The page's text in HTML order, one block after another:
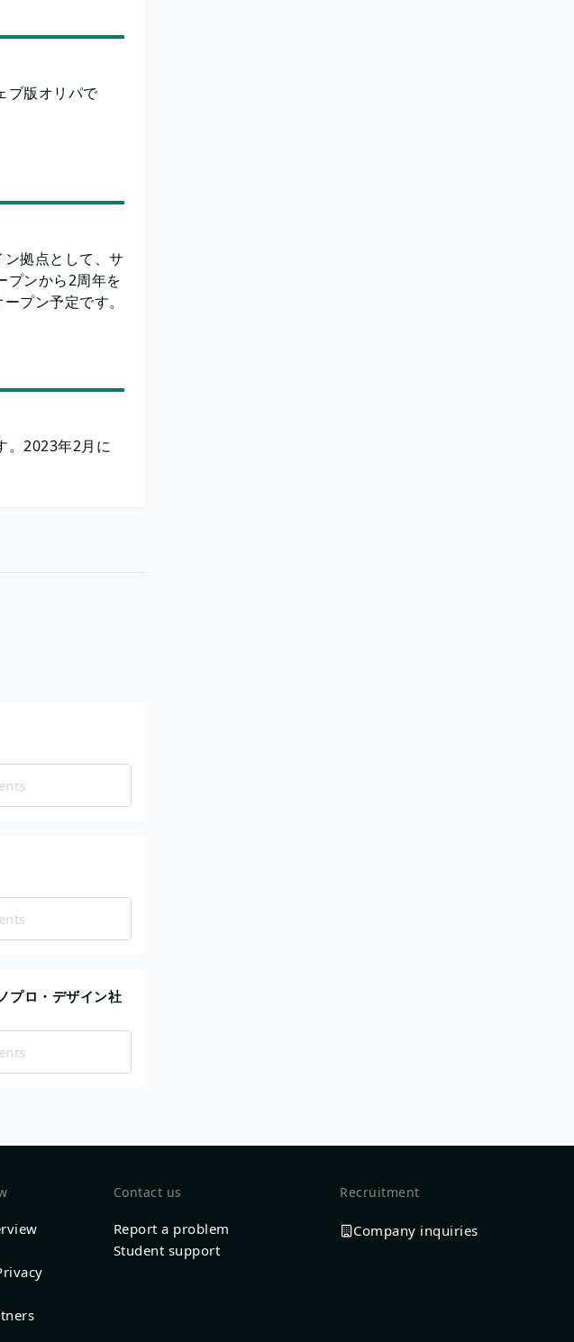
ブ版オリパで
拠点として、サ
プンから2周年を
プン予定です。
。2023年2月に
プロ・デザイン社
Contact us
Report a problem
Student support
Recruitment
Company inquiries